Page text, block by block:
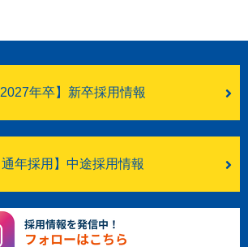
2027年卒】新卒採用情報
通年採用】中途採用情報